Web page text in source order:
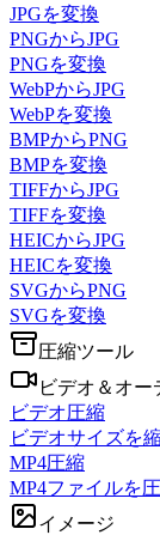
JPGを変換
PNGからJPG
PNGを変換
WebPからJPG
WebPを変換
BMPからPNG
BMPを変換
TIFFからJPG
TIFFを変換
HEICからJPG
HEICを変換
SVGからPNG
SVGを変換
圧縮ツール
ビデオ＆オー
ビデオ圧縮
ビデオサイズを
MP4圧縮
MP4ファイルを
イメージ